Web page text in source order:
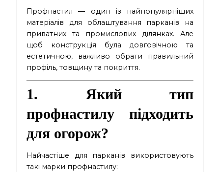
Профнастил — один із найпопулярніших
матеріалів для облаштування парканів на
приватних та промислових ділянках. Але
щоб конструкція була довговічною та
естетичною, важливо обрати правильний
профіль, товщину та покриття.
1. Який тип
профнастилу підходить
для огорож?
Найчастіше для парканів використовують
такі марки профнастилу: